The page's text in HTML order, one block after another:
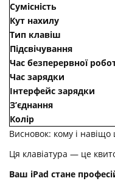
Сумісність
Кут нахилу
Тип клавіш
Підсвічування
Час безперервної
Час зарядки
Інтерфейс зарядки
З’єднання
Колір
Висновок: кому і навіщо
Ця клавіатура — це
Ваш iPad стане